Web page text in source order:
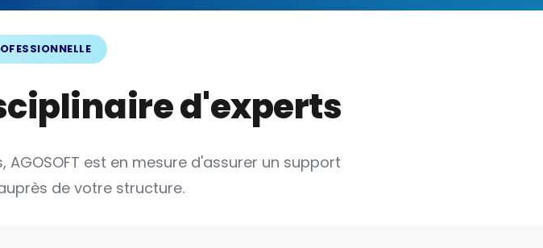
d'experts
est en mesure d'assurer un support
de votre structure.